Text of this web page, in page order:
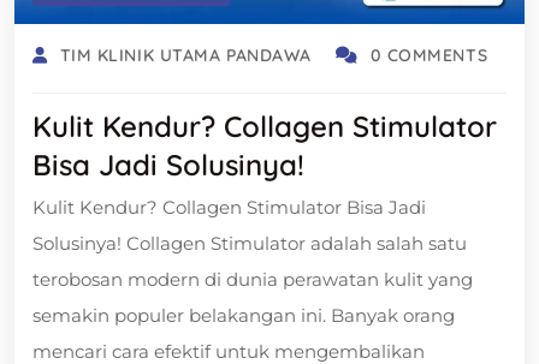
TIM KLINIK UTAMA PANDAWA 0 COMMENTS
Kulit Kendur? Collagen Stimulator
Bisa Jadi Solusinya!
Kulit Kendur? Collagen Stimulator Bisa Jadi
Solusinya! Collagen Stimulator adalah salah satu
terobosan modern di dunia perawatan kulit yang
semakin populer belakangan ini. Banyak orang
mencari cara efektif untuk mengembalikan